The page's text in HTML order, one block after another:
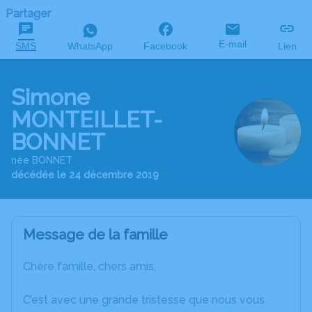
Partager
SMS WhatsApp Facebook E-mail Lien
Simone
MONTEILLET-
BONNET
née BONNET
décédée le 24 décembre 2019
Message de la famille
Chère famille, chers amis,
C’est avec une grande tristesse que nous vous